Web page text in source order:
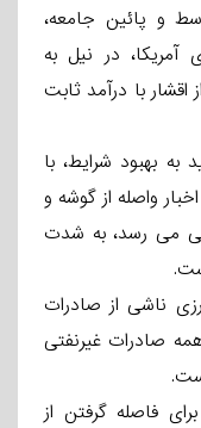
و پائین جامعه،
در نیل به
با درآمد ثابت
به بهبود شرایط، با
واصله از گوشه و
می رسد، به شدت
ناشی از صادرات
صادرات غیرنفتی
فاصله گرفتن از